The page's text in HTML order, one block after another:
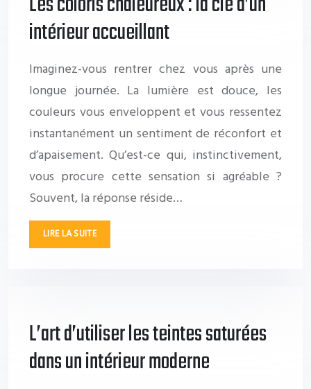
intérieur accueillant
Imaginez-vous rentrer chez vous après une
longue journée. La lumière est douce, les
couleurs vous enveloppent et vous ressentez
instantanément un sentiment de réconfort et
d’apaisement. Qu’est-ce qui, instinctivement,
vous procure cette sensation si agréable ?
Souvent, la réponse réside…
LIRE LA SUITE
L’art d’utiliser les teintes saturées
dans un intérieur moderne